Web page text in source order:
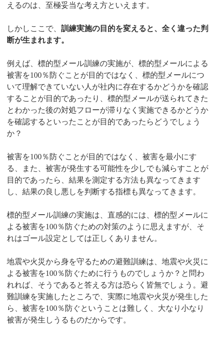
えるのは、至極妥当な考え方といえます。
しかしここで、訓練実施の目的を変えると、全く違った判
断が生まれます。
例えば、標的型メール訓練の実施が、標的型メールによる
被害を100％防ぐことが目的ではなく、標的型メールにつ
いて理解できていない人が社内に存在するかどうかを確認
することが目的であったり、標的型メールが送られてきた
とわかった後の対処フローが滞りなく実施できるかどうか
を確認するといったことが目的であったらどうでしょう
か？
被害を100％防ぐことが目的ではなく、被害を最小にす
る、また、被害が発生する可能性を少しでも減らすことが
目的であったら、結果を測定する方法も異なってきます
し、結果の良し悪しを判断する指標も異なってきます。
標的型メール訓練の実施は、直感的には、標的型メールに
よる被害を100％防ぐための対策のように思えますが、そ
れはゴール設定としては正しくありません。
地震や火災から身を守るための避難訓練は、地震や火災に
よる被害を100％防ぐために行うものでしょうか？と問わ
れれば、そうであると答える方は恐らく皆無でしょう。避
難訓練を実施したところで、実際に地震や火災が発生した
ら、被害を100％防ぐということは難しく、大なり小なり
被害が発生しうるものだからです。